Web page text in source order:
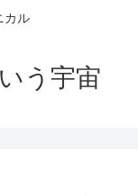
カル
う宇宙